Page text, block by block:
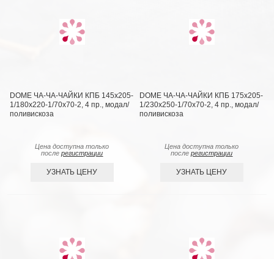
DOME ЧА-ЧА-ЧАЙКИ КПБ 145х205-
1/180х220-1/70х70-2, 4 пр., модал/
поливискоза
Цена доступна только
послерегистрации
УЗНАТЬ ЦЕНУ
DOME ЧА-ЧА-ЧАЙКИ КПБ 175х205-
1/230х250-1/70х70-2, 4 пр., модал/
поливискоза
Цена доступна только
послерегистрации
УЗНАТЬ ЦЕНУ